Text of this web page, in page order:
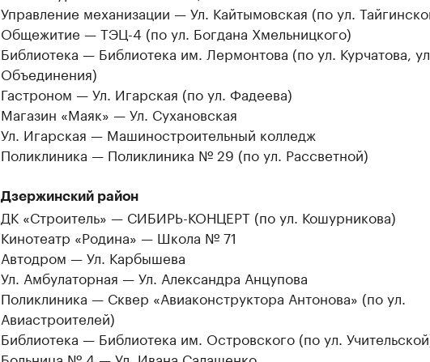
Управление механизации — Ул. Кайтымовская (по ул.
Общежитие — ТЭЦ-4 (по ул. Богдана Хмельницкого)
Библиотека — Библиотека им. Лермонтова (по ул. Курчатова, ул.
Объединения)
Гастроном — Ул. Игарская (по ул. Фадеева)
Магазин «Маяк» — Ул. Сухановская
Ул. Игарская — Машиностроительный колледж
Поликлиника — Поликлиника № 29 (по ул. Рассветной)
Дзержинский район
ДК «Строитель» — СИБИРЬ-КОНЦЕРТ (по ул. Кошурникова)
Кинотеатр «Родина» — Школа № 71
Автодром — Ул. Карбышева
Ул. Амбулаторная — Ул. Александра Анцупова
Поликлиника — Сквер «Авиаконструктора Антонова» (по ул.
Авиастроителей)
Библиотека — Библиотека им. Островского (по ул.